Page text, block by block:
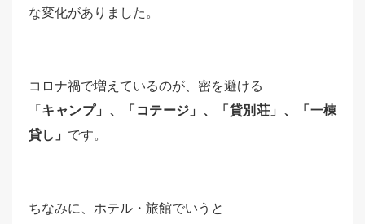
な変化がありました。
コロナ禍で増えているのが、密を避ける
「 キャンプ」、「コテージ」、「貸別荘」、「一棟
貸し」 です。
ちなみに、ホテル・旅館でいうと